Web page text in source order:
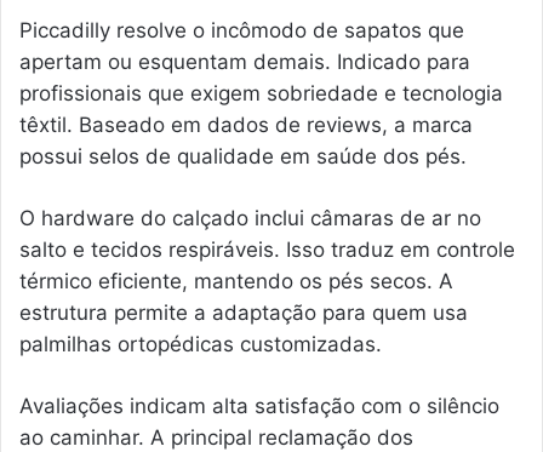
Piccadilly resolve o incômodo de sapatos que
apertam ou esquentam demais. Indicado para
profissionais que exigem sobriedade e tecnologia
têxtil. Baseado em dados de reviews, a marca
possui selos de qualidade em saúde dos pés.
O hardware do calçado inclui câmaras de ar no
salto e tecidos respiráveis. Isso traduz em controle
térmico eficiente, mantendo os pés secos. A
estrutura permite a adaptação para quem usa
palmilhas ortopédicas customizadas.
Avaliações indicam alta satisfação com o silêncio
ao caminhar. A principal reclamação dos